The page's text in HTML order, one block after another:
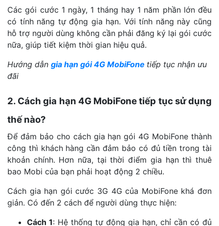
Các gói cước 1 ngày, 1 tháng hay 1 năm phần lớn đều
có tính năng tự động gia hạn. Với tính năng này cũng
hỗ trợ người dùng không cần phải đăng ký lại gói cước
nữa, giúp tiết kiệm thời gian hiệu quả.
Hướng dẫn gia hạn gói 4G MobiFone tiếp tục nhận ưu
đãi
2. Cách gia hạn 4G MobiFone tiếp tục sử dụng
thế nào?
Để đảm bảo cho cách gia hạn gói 4G MobiFone thành
công thì khách hàng cần đảm bảo có đủ tiền trong tài
khoản chính. Hơn nữa, tại thời điểm gia hạn thì thuê
bao Mobi của bạn phải hoạt động 2 chiều.
Cách gia hạn gói cước 3G 4G của MobiFone khá đơn
giản. Có đến 2 cách để người dùng thực hiện:
Cách 1: Hệ thống tự động gia hạn, chỉ cần có đủ